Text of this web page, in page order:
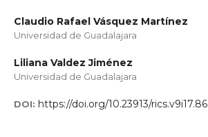
Claudio Rafael Vásquez Martínez
Universidad de Guadalajara
Liliana Valdez Jiménez
Universidad de Guadalajara
DOI: https://doi.org/10.23913/rics.v9i17.86